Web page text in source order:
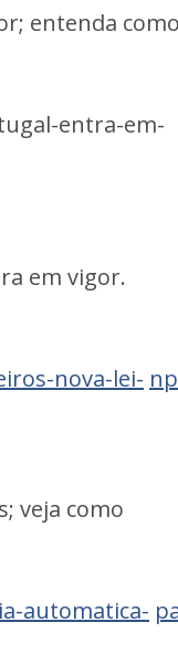
entenda como
entra-em-
em vigor.
nova-lei-
veja como
automatica-